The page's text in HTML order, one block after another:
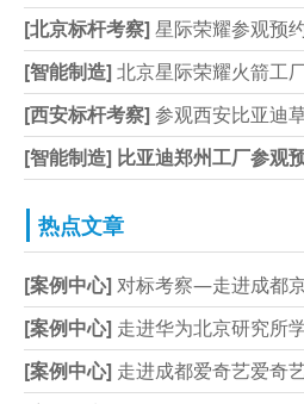
[北京标杆考察]星际荣耀参观预
[智能制造]北京星际荣耀火箭工
[西安标杆考察]参观西安比亚迪
[智能制造] 比亚迪郑州工厂参观
热点文章
[案例中心]对标考察—走进成都
[案例中心] 走进华为北京研究所
[案例中心] 走进成都爱奇艺爱奇